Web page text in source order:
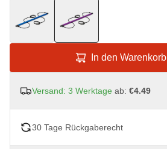
In den Warenkorb
Versand: 3 Werktage ab: €4.49
30 Tage Rückgaberecht